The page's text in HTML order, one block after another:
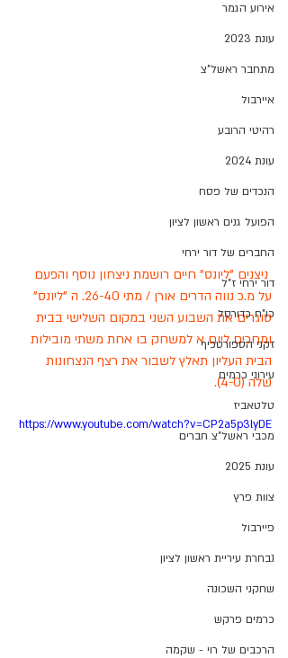
אירוע הגמר
עונת 2023
מתחבר ראשל"צ
איירבול
רהיטי הרובע
עונת 2024
הנכדים של פסח
הפועל גנים ראשון לציון
החברים של דור ירחי
דור ירחי ז"ל
כו"ח כדורסל
זקני הספורטכיף
עירוני כרמים
טלטאביז
מכבי ראשל"צ חברים
עונת 2025
צוות פרץ
פיירבול
נבחרת עיריית ראשון לציון
שחקני השכונה
כרמים פרקש
הרכבים של רוי - שקמה
ניצנים "ליונס" חיים רושמת ניצחון נוסף והפעם
על מ.כ נווה הדרים אורן / מתי 26-40. ה "ליונס"
סוגרים את השבוע השני במקום השלישי בבית
ומחכים ליום א למשחק בו אחת משתי מובילות
הבית העליון תאלץ לשבור את רצף הנצחונות
שלה (4-0).
https://www.youtube.com/watch?v=CP2a5p3lyDE